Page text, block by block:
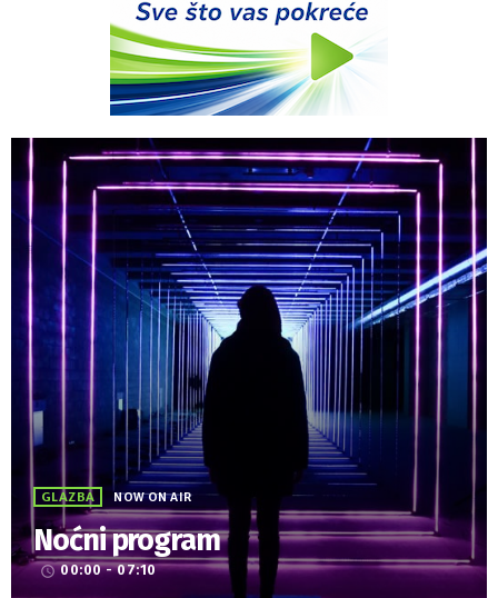
GLAZBA NOW ON AIR
Noćni program
access_time 00:00 - 07:10